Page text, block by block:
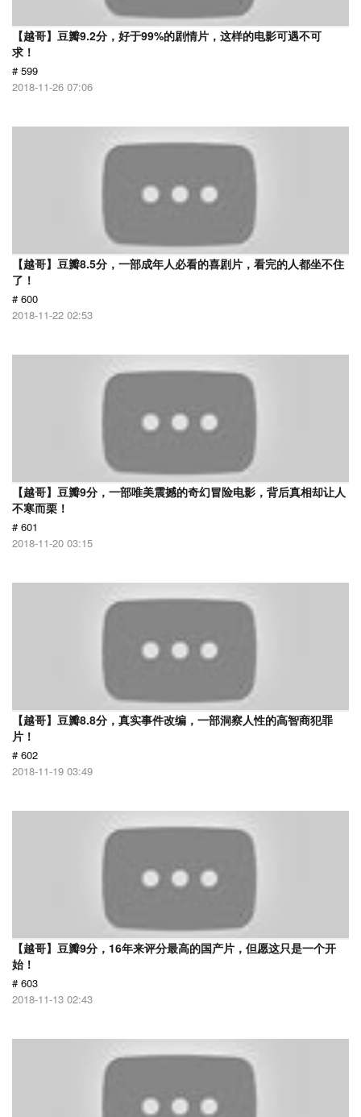
【越哥】豆瓣9.2分，好于99%的剧情片，这样的电影可遇不可
求！
# 599
2018-11-26 07:06
【越哥】豆瓣8.5分，一部成年人必看的喜剧片，看完的人都坐不住
了！
# 600
2018-11-22 02:53
【越哥】豆瓣9分，一部唯美震撼的奇幻冒险电影，背后真相却让人
不寒而栗！
# 601
2018-11-20 03:15
【越哥】豆瓣8.8分，真实事件改编，一部洞察人性的高智商犯罪
片！
# 602
2018-11-19 03:49
【越哥】豆瓣9分，16年来评分最高的国产片，但愿这只是一个开
始！
# 603
2018-11-13 02:43